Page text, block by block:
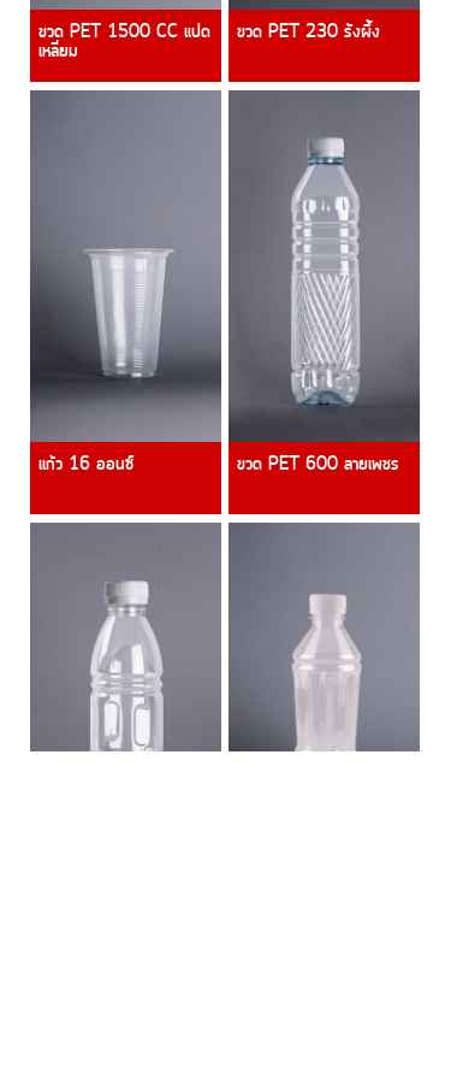
ขวด PET 1500 CC แปด
เหลี่ยม
ขวด PET 230 รังผึ้ง
แก้ว 16 ออนซ์ ขวด PET 600 ลายเพชร